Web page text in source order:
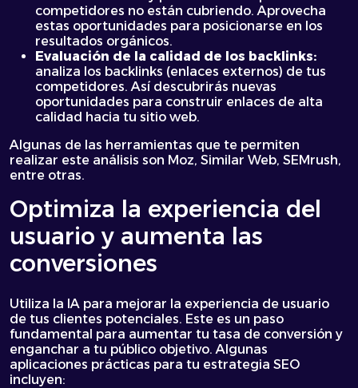
competidores no están cubriendo. Aprovecha
estas oportunidades para posicionarse en los
resultados orgánicos.
Evaluación de la calidad de los backlinks:
analiza los backlinks (enlaces externos) de tus
competidores. Así descubrirás nuevas
oportunidades para construir enlaces de alta
calidad hacia tu sitio web.
Algunas de las herramientas que te permiten
realizar este análisis son Moz, Similar Web, SEMrush,
entre otras.
Optimiza la experiencia del
usuario y aumenta las
conversiones
Utiliza la IA para mejorar la experiencia de usuario
de tus clientes potenciales. Este es un paso
fundamental para aumentar tu tasa de conversión y
enganchar a tu público objetivo. Algunas
aplicaciones prácticas para tu estrategia SEO
incluyen: